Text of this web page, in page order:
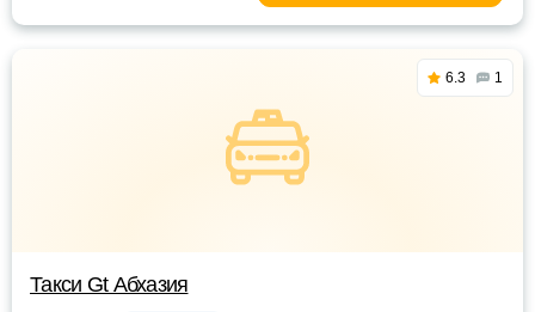
6.3 1
Такси Gt Абхазия